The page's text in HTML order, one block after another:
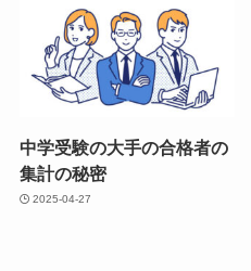
中学受験の大手の合格者の
集計の秘密
2025-04-27